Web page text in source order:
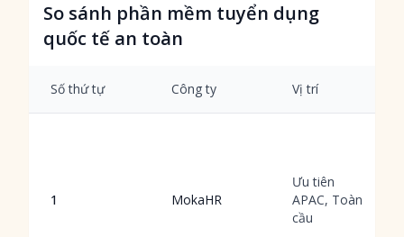
So sánh phần mềm tuyển dụng
quốc tế an toàn
Số thứ tự Công ty Vị trí
1 MokaHR
Ưu tiên
APAC, Toàn
cầu